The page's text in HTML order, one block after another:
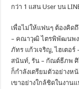
กว่า 1 แสนUserบน
เพื่อไม่ให้แฟนๆ ต้องคิด
– คณาวุฒิ ไตรพิพัฒนพ
ภัทร แก้วเจริญ ,ไฮเตอร์
สนันท์ ,รัน – กัณต์ธีภพ
ก็กำลังเตรียมตัวอย่าง
เขาอย่างใกล้ชิดในงาน